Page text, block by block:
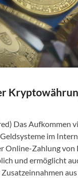
Das Aufkommen
im
Online-Zahlung von
und ermöglicht